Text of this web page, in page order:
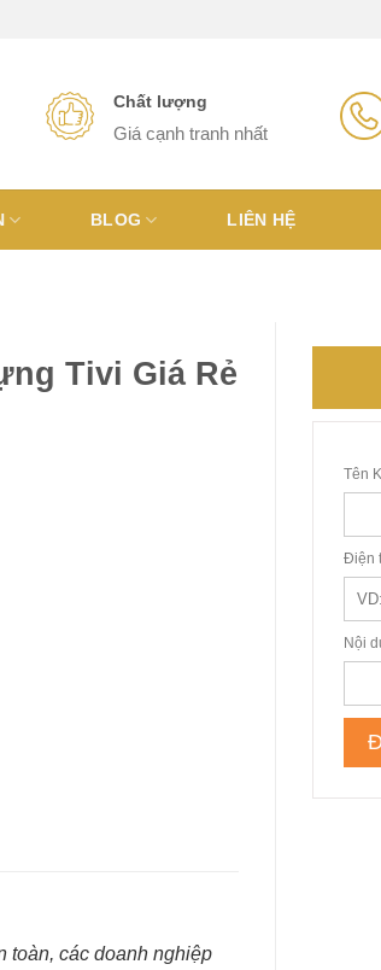
Chất lượng
Giá cạnh tranh nhất
BLOG LIÊN HỆ
Tivi Giá Rẻ
toàn, các doanh nghiệp